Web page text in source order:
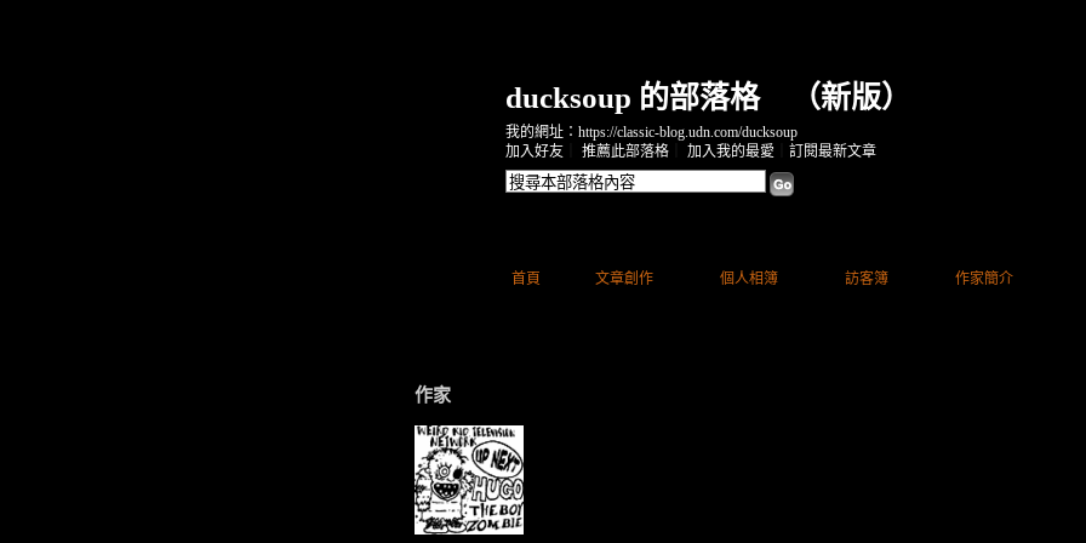
ducksoup 的部落格（新版）
首頁 文章創作 個人相簿 訪客簿 作家簡介
加入好友 推薦此部落格 加入我的最愛 訂閱最新文章
我的網址：https://classic-blog.udn.com/ducksoup
作家